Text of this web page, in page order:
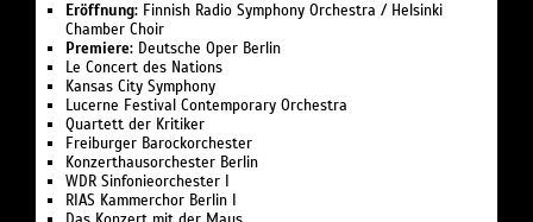
Eröffnung: Finnish Radio Symphony Orchestra / Helsinki
Chamber Choir
Premiere: Deutsche Oper Berlin
Le Concert des Nations
Kansas City Symphony
Lucerne Festival Contemporary Orchestra
Quartett der Kritiker
Freiburger Barockorchester
Konzerthausorchester Berlin
WDR Sinfonieorchester I
RIAS Kammerchor Berlin I